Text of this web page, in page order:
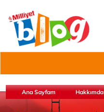
Ana Sayfam Hakkımda